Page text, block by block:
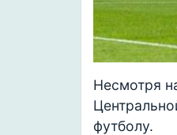
Несмотря
футболу.